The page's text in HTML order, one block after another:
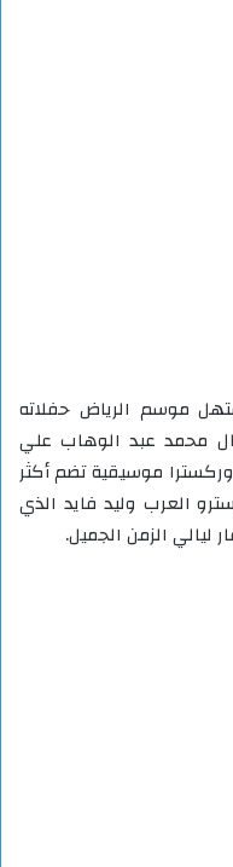
موسم الرياض حفلاته
محمد عبد الوهاب علي
موسيقية تضم أكثر
العرب وليد فايد الذي
الزمن الجميل.